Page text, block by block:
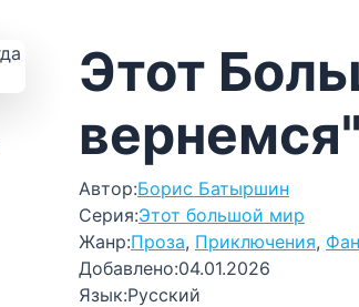
Этот
вернемся"
Автор:Борис Батыршин
Серия:Этот большой мир
Жанр:Проза, Приключения,
Добавлено:04.01.2026
Язык:Русский